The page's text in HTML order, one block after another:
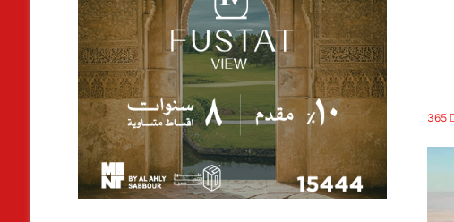
365